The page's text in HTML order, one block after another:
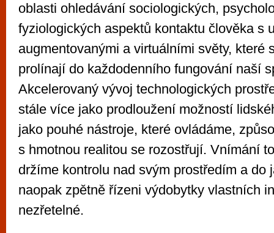
oblasti ohledávání sociologických,
fyziologických aspektů kontaktu člověka s
augmentovanými a virtuálními světy, které
prolínají do každodenního fungování naší
Akcelerovaný vývoj technologických
stále více jako prodloužení možností
jako pouhé nástroje, které ovládáme,
s hmotnou realitou se rozostřují. Vnímání
držíme kontrolu nad svým prostředím a do
naopak zpětně řízeni výdobytky vlastních
nezřetelné.